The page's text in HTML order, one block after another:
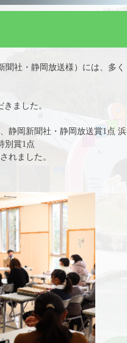
社・静岡放送様）には、多く
ました。
静岡新聞社・静岡放送賞1点 浜
別賞1点
れました。